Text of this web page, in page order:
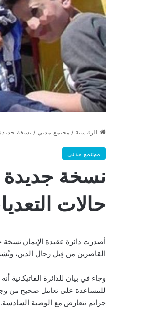
الرئيسية / مجتمع مدني / نسخة
مجتمع مدني
نسخة جديدة
حالات
أصدرت دائرة عقيدة الإيمان
القاصرين من قِبل رجال الدين،
وجاء في بيان للدائرة الفاتيكانية
للمساعدة على تعامل صحيح من
جرائم تتعارض مع الوصية السادسة.